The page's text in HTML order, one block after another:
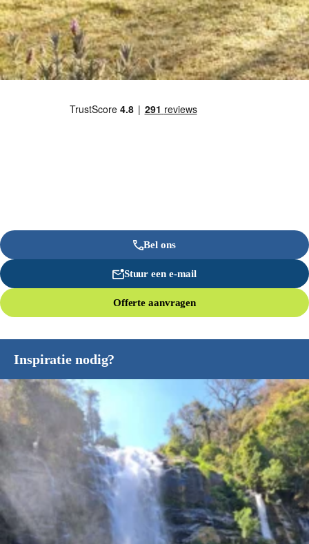
Bel ons
Stuur een e-mail
Offerte aanvragen
Inspiratie nodig?